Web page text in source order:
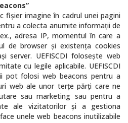
fişier imagine în cadrul unei pagini
a colecta anumite informaţii de
adresa IP, momentul în care a
de browser şi existenţa cookies
server. UEFISCDI foloseşte web
cu legile aplicabile. UEFISCDI
pot folosi web beacons pentru a
web ale unor terţe părţi care ne
sau marketing sau pentru a
ale vizitatorilor şi a gestiona
unele web beacons inutilizabile